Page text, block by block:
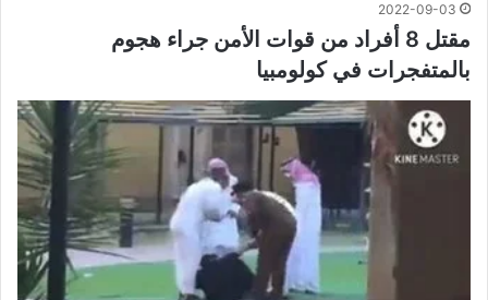
2022-09-03
مقتل 8 أفراد من قوات الأمن جراء هجوم
بالمتفجرات في كولومبيا